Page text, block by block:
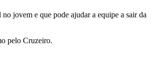
jovem e que pode ajudar a equipe a sair da
pelo Cruzeiro.